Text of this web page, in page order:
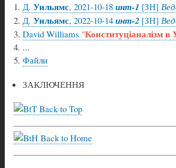
Д. Уильямс, 2021-10-18 инт-1 [ЗН]
Д. Уильямс, 2022-10-14 инт-2 [ЗН]
David Williams "Конституціаналізм в
...
Файли
ЗАКЛЮЧЕННЯ
Back to Top
Back to Home